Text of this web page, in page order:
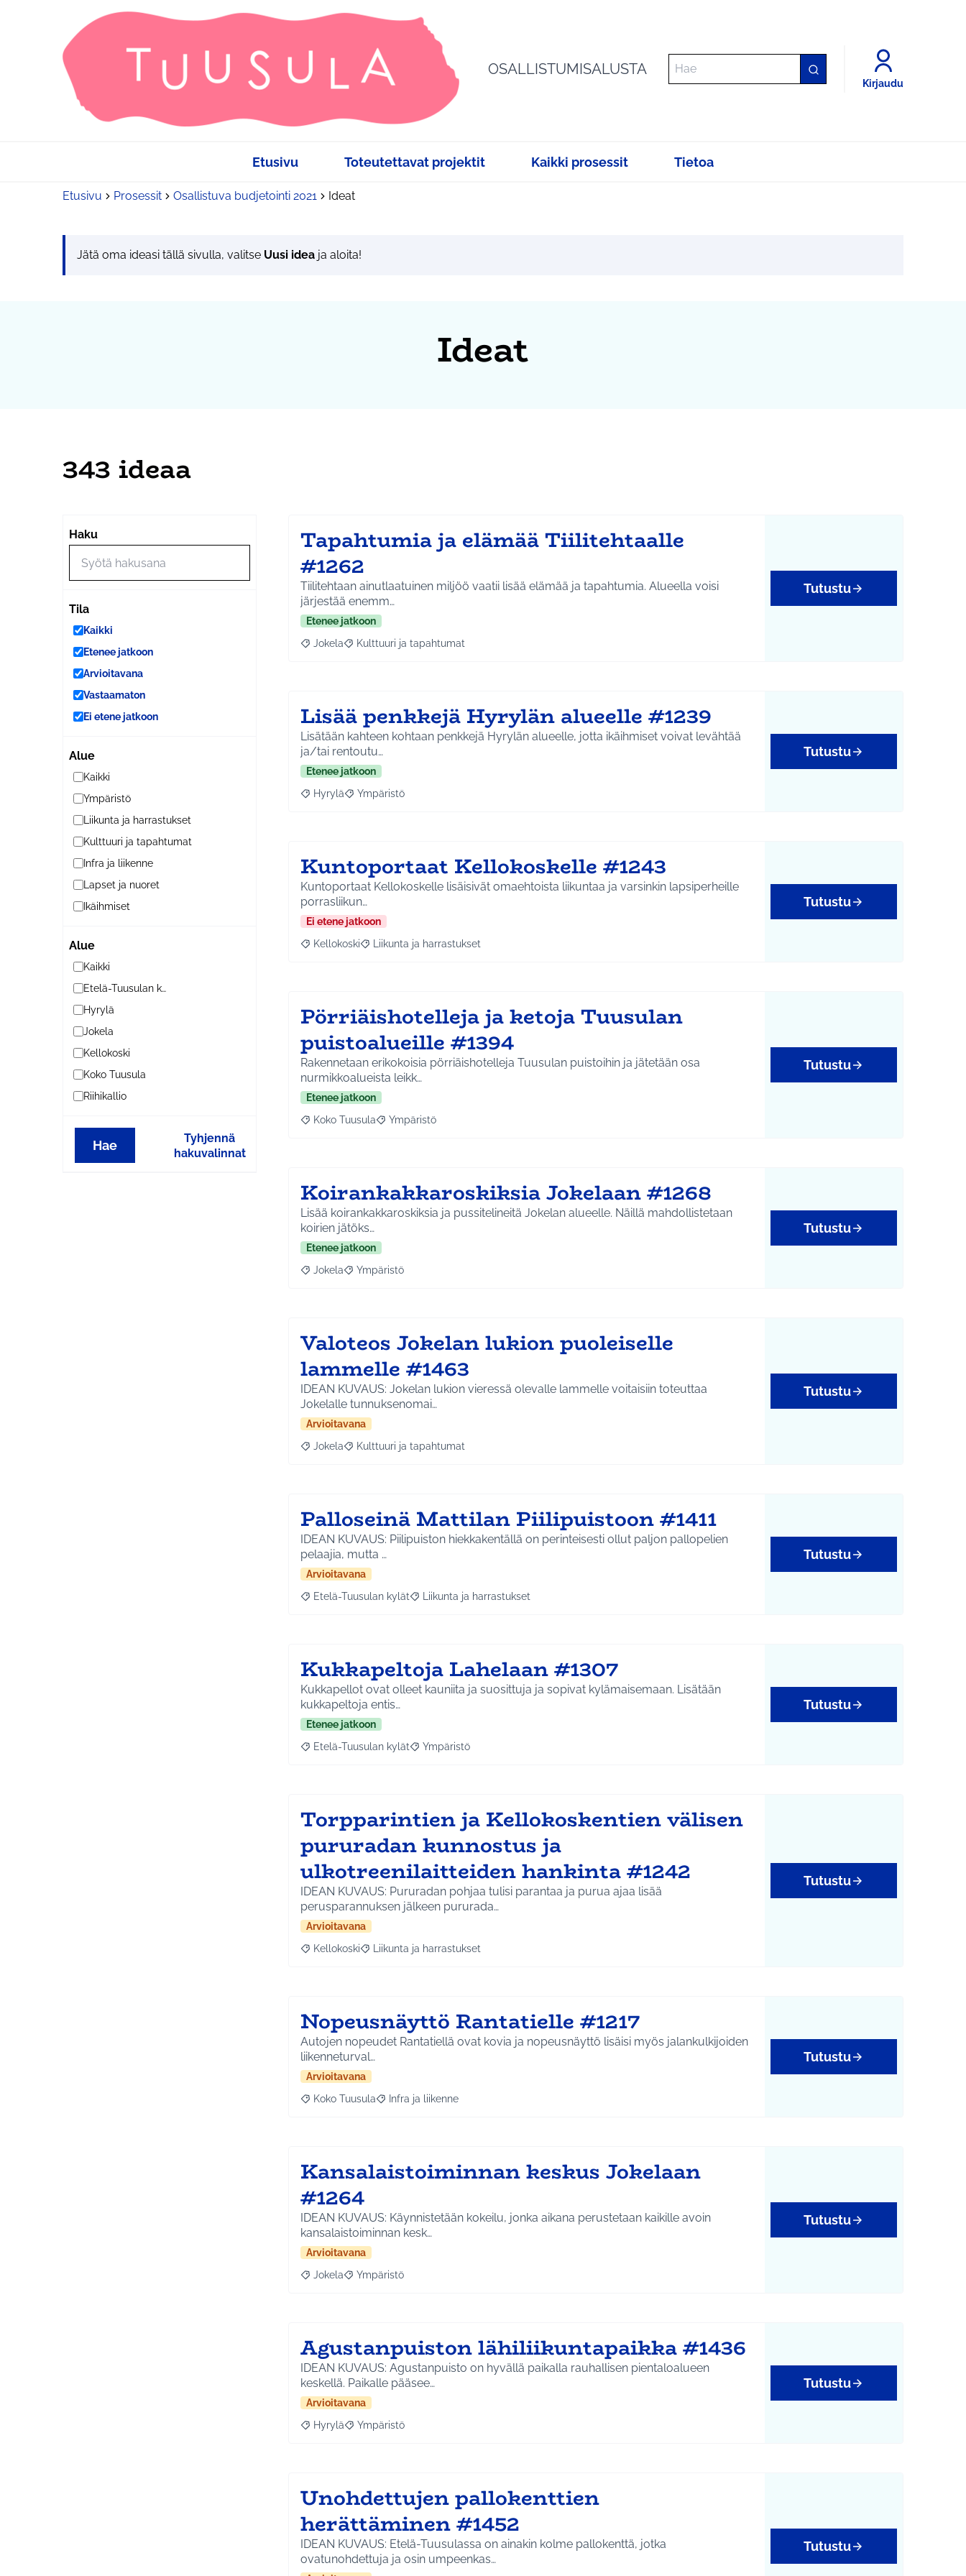
OSALLISTUMISALUSTA
Kirjaudu
Etusivu Toteutettavat projektit Kaikki prosessit Tietoa
Etusivu Prosessit Osallistuva budjetointi 2021 Ideat
Jätä oma ideasi tällä sivulla, valitse Uusi idea ja aloita!
Ideat
343 ideaa
Haku
Tila
Kaikki
Etenee jatkoon
Arvioitavana
Vastaamaton
Ei etene jatkoon
Alue
Kaikki
Ympäristö
Liikunta ja harrastukset
Kulttuuri ja tapahtumat
Infra ja liikenne
Lapset ja nuoret
Ikäihmiset
Alue
Kaikki
Etelä-Tuusulan kylät
Hyrylä
Jokela
Kellokoski
Koko Tuusula
Riihikallio
Hae
Tyhjennä
hakuvalinnat
Tapahtumia ja elämää Tiilitehtaalle
#1262
Tiilitehtaan ainutlaatuinen miljöö vaatii lisää elämää ja tapahtumia. Alueella voisi
järjestää enemm…
Etenee jatkoon
Rajaa tulokset aihepiirin mukaan: Jokela
Jokela Rajaa tulokset teeman mukaan: Kulttuuri ja tapahtumat
Kulttuuri ja tapahtumat
Tutustu
Lisää penkkejä Hyrylän alueelle #1239
Lisätään kahteen kohtaan penkkejä Hyrylän alueelle, jotta ikäihmiset voivat levähtää
ja/tai rentoutu…
Etenee jatkoon
Rajaa tulokset aihepiirin mukaan: Hyrylä
Hyrylä Rajaa tulokset teeman mukaan: Ympäristö
Ympäristö
Tutustu
Kuntoportaat Kellokoskelle #1243
Kuntoportaat Kellokoskelle lisäisivät omaehtoista liikuntaa ja varsinkin lapsiperheille
porrasliikun…
Ei etene jatkoon
Rajaa tulokset aihepiirin mukaan: Kellokoski
Kellokoski Rajaa tulokset teeman mukaan: Liikunta ja harrastukset
Liikunta ja harrastukset
Tutustu
Pörriäishotelleja ja ketoja Tuusulan
puistoalueille #1394
Rakennetaan erikokoisia pörriäishotelleja Tuusulan puistoihin ja jätetään osa
nurmikkoalueista leikk…
Etenee jatkoon
Rajaa tulokset aihepiirin mukaan: Koko Tuusula
Koko Tuusula Rajaa tulokset teeman mukaan: Ympäristö
Ympäristö
Tutustu
Koirankakkaroskiksia Jokelaan #1268
Lisää koirankakkaroskiksia ja pussitelineitä Jokelan alueelle. Näillä mahdollistetaan
koirien jätöks…
Etenee jatkoon
Rajaa tulokset aihepiirin mukaan: Jokela
Jokela Rajaa tulokset teeman mukaan: Ympäristö
Ympäristö
Tutustu
Valoteos Jokelan lukion puoleiselle
lammelle #1463
IDEAN KUVAUS: Jokelan lukion vieressä olevalle lammelle voitaisiin toteuttaa
Jokelalle tunnuksenomai…
Arvioitavana
Rajaa tulokset aihepiirin mukaan: Jokela
Jokela Rajaa tulokset teeman mukaan: Kulttuuri ja tapahtumat
Kulttuuri ja tapahtumat
Tutustu
Palloseinä Mattilan Piilipuistoon #1411
IDEAN KUVAUS: Piilipuiston hiekkakentällä on perinteisesti ollut paljon pallopelien
pelaajia, mutta …
Arvioitavana
Rajaa tulokset aihepiirin mukaan: Etelä-Tuusulan kylät
Etelä-Tuusulan kylät Rajaa tulokset teeman mukaan: Liikunta ja harrastukset
Liikunta ja harrastukset
Tutustu
Kukkapeltoja Lahelaan #1307
Kukkapellot ovat olleet kauniita ja suosittuja ja sopivat kylämaisemaan. Lisätään
kukkapeltoja entis…
Etenee jatkoon
Rajaa tulokset aihepiirin mukaan: Etelä-Tuusulan kylät
Etelä-Tuusulan kylät Rajaa tulokset teeman mukaan: Ympäristö
Ympäristö
Tutustu
Torpparintien ja Kellokoskentien välisen
pururadan kunnostus ja
ulkotreenilaitteiden hankinta #1242
IDEAN KUVAUS: Pururadan pohjaa tulisi parantaa ja purua ajaa lisää
perusparannuksen jälkeen pururada…
Arvioitavana
Rajaa tulokset aihepiirin mukaan: Kellokoski
Kellokoski Rajaa tulokset teeman mukaan: Liikunta ja harrastukset
Liikunta ja harrastukset
Tutustu
Nopeusnäyttö Rantatielle #1217
Autojen nopeudet Rantatiellä ovat kovia ja nopeusnäyttö lisäisi myös jalankulkijoiden
liikenneturval…
Arvioitavana
Rajaa tulokset aihepiirin mukaan: Koko Tuusula
Koko Tuusula Rajaa tulokset teeman mukaan: Infra ja liikenne
Infra ja liikenne
Tutustu
Kansalaistoiminnan keskus Jokelaan
#1264
IDEAN KUVAUS: Käynnistetään kokeilu, jonka aikana perustetaan kaikille avoin
kansalaistoiminnan kesk…
Arvioitavana
Rajaa tulokset aihepiirin mukaan: Jokela
Jokela Rajaa tulokset teeman mukaan: Ympäristö
Ympäristö
Tutustu
Agustanpuiston lähiliikuntapaikka #1436
IDEAN KUVAUS: Agustanpuisto on hyvällä paikalla rauhallisen pientaloalueen
keskellä. Paikalle pääsee…
Arvioitavana
Rajaa tulokset aihepiirin mukaan: Hyrylä
Hyrylä Rajaa tulokset teeman mukaan: Ympäristö
Ympäristö
Tutustu
Unohdettujen pallokenttien
herättäminen #1452
IDEAN KUVAUS: Etelä-Tuusulassa on ainakin kolme pallokenttä, jotka
ovatunohdettuja ja osin umpeenkas…
Tutustu